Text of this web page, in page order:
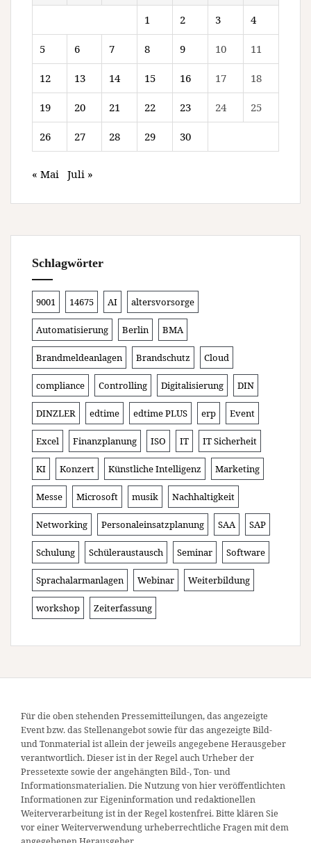
1 2 3 4
5 6 7 8 9 10 11
12 13 14 15 16 17 18
19 20 21 22 23 24 25
26 27 28 29 30
« Mai Juli »
Schlagwörter
9001 14675 AI altersvorsorge
Automatisierung Berlin BMA
Brandmeldeanlagen Brandschutz Cloud
compliance Controlling Digitalisierung DIN
DINZLER edtime edtime PLUS erp Event
Excel Finanzplanung ISO IT IT Sicherheit
KI Konzert Künstliche Intelligenz Marketing
Messe Microsoft musik Nachhaltigkeit
Networking Personaleinsatzplanung SAA SAP
Schulung Schüleraustausch Seminar Software
Sprachalarmanlagen Webinar Weiterbildung
workshop Zeiterfassung
Für die oben stehenden Pressemitteilungen, das angezeigte
Event bzw. das Stellenangebot sowie für das angezeigte Bild-
und Tonmaterial ist allein der jeweils angegebene Herausgeber
verantwortlich. Dieser ist in der Regel auch Urheber der
Pressetexte sowie der angehängten Bild-, Ton- und
Informationsmaterialien. Die Nutzung von hier veröffentlichten
Informationen zur Eigeninformation und redaktionellen
Weiterverarbeitung ist in der Regel kostenfrei. Bitte klären Sie
vor einer Weiterverwendung urheberrechtliche Fragen mit dem